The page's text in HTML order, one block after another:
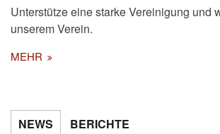
Unterstütze eine starke Vereinigung und
unserem Verein.
MEHR
NEWS BERICHTE